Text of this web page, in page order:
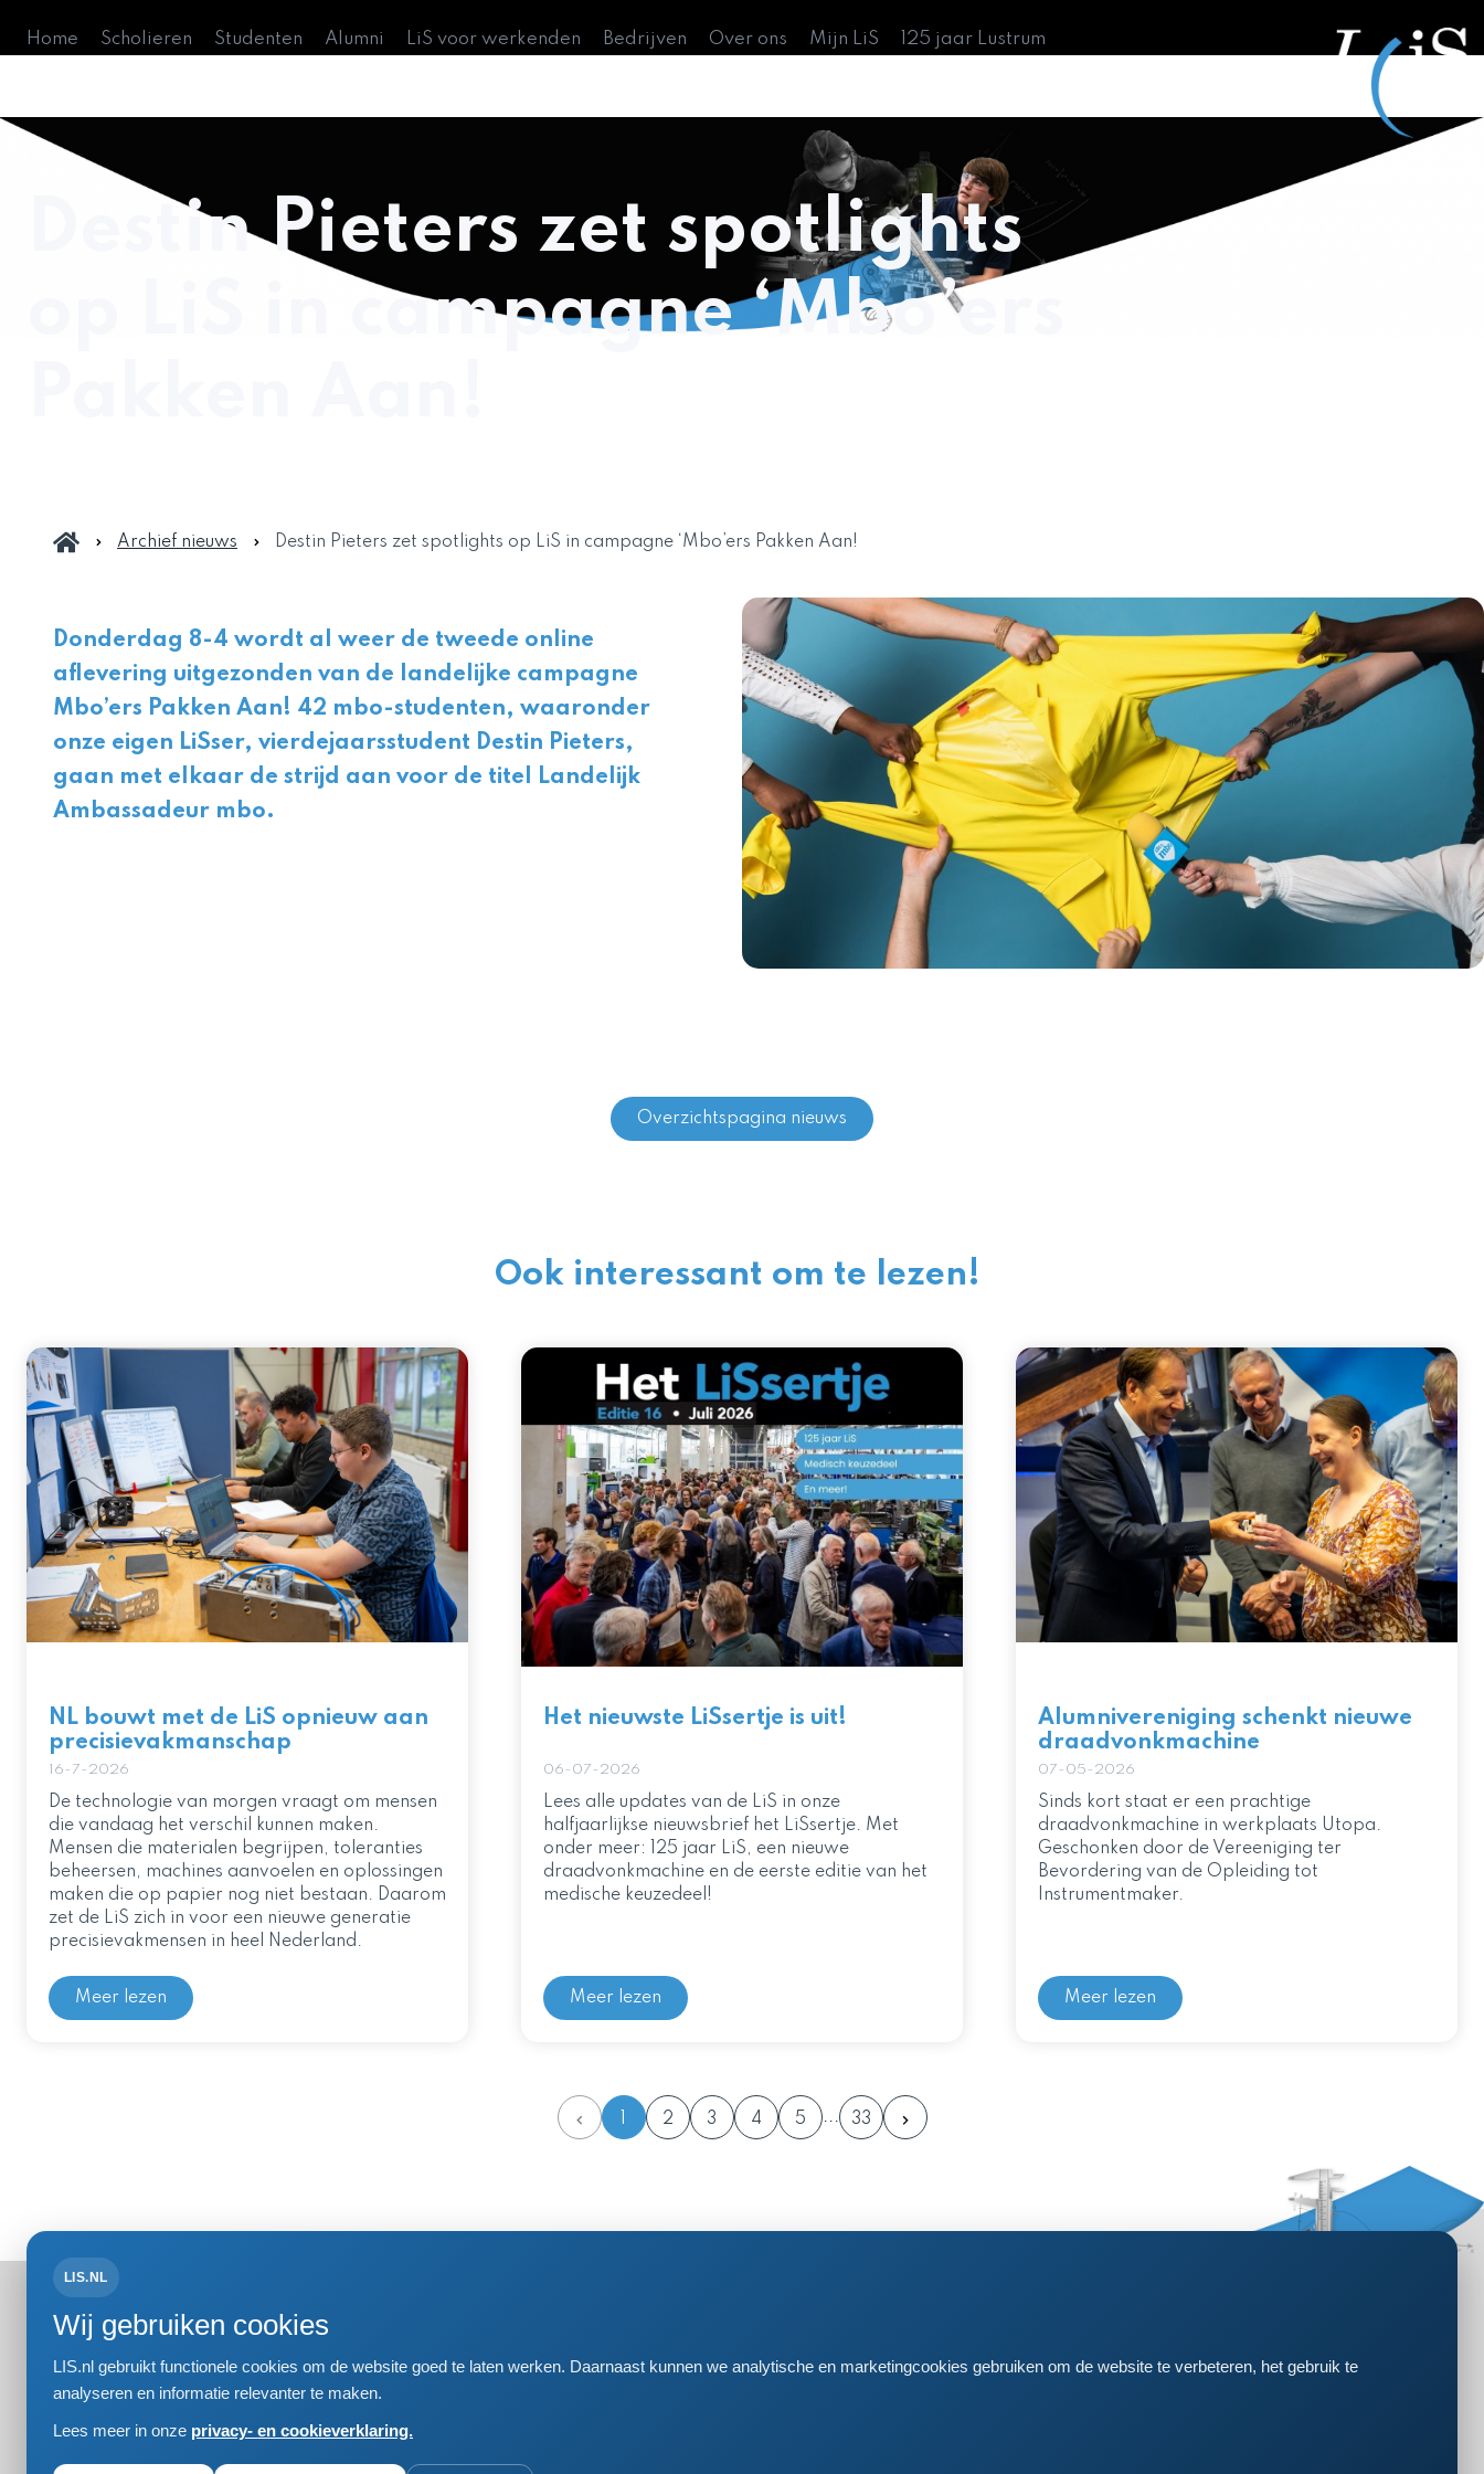
Home Scholieren Studenten Alumni LiS voor werkenden Bedrijven Over ons Mijn LiS 125 jaar Lustrum
Destin Pieters zet spotlights
op LiS in campagne ‘Mbo’ers
Archief nieuws Destin Pieters zet spotlights op LiS in campagne ‘Mbo’ers Pakken Aan!
Donderdag 8-4 wordt al weer de tweede online
aflevering uitgezonden van de landelijke campagne
Mbo’ers Pakken Aan! 42 mbo-studenten, waaronder
onze eigen LiSser, vierdejaarsstudent Destin Pieters,
gaan met elkaar de strijd aan voor de titel Landelijk
Ambassadeur mbo.
Overzichtspagina nieuws
Ook interessant om te lezen!
NL bouwt met de LiS opnieuw aan
precisievakmanschap
16-7-2026
De technologie van morgen vraagt om mensen
die vandaag het verschil kunnen maken.
Mensen die materialen begrijpen, toleranties
beheersen, machines aanvoelen en oplossingen
maken die op papier nog niet bestaan. Daarom
zet de LiS zich in voor een nieuwe generatie
precisievakmensen in heel Nederland.
Meer lezen
Het nieuwste LiSsertje is uit!
06-07-2026
Lees alle updates van de LiS in onze
halfjaarlijkse nieuwsbrief het LiSsertje. Met
onder meer: 125 jaar LiS, een nieuwe
draadvonkmachine en de eerste editie van het
medische keuzedeel!
Meer lezen
Alumnivereniging schenkt nieuwe
draadvonkmachine
07-05-2026
Sinds kort staat er een prachtige
draadvonkmachine in werkplaats Utopa.
Geschonken door de Vereeniging ter
Bevordering van de Opleiding tot
Instrumentmaker.
Meer lezen
2 3 4 5 33
2333 CC Leiden
Privacy- en cookieverklaring
LIS.NL
Wij gebruiken cookies
LIS.nl gebruikt functionele cookies om de website goed te laten werken. Daarnaast kunnen we analytische en marketingcookies gebruiken om de website te verbeteren, het gebruik te
analyseren en informatie relevanter te maken.
Lees meer in onze privacy- en cookieverklaring.